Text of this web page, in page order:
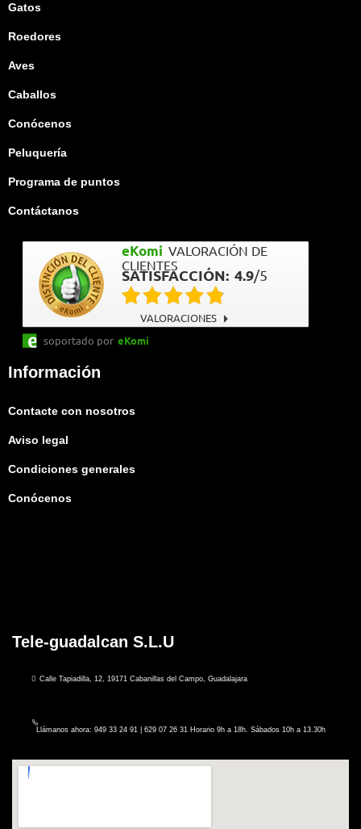
Gatos
Roedores
Aves
Caballos
Conócenos
Peluquería
Programa de puntos
Contáctanos
eKomi VALORACIÓN DE
CLIENTES
SATISFACCIÓN: 4.9/5
VALORACIONES
soportado por eKomi
Información
Contacte con nosotros
Aviso legal
Condiciones generales
Conócenos
Tele-guadalcan S.L.U
Calle Tapiadilla, 12, 19171 Cabanillas del Campo, Guadalajara
Llámanos ahora: 949 33 24 91 | 629 07 26 31 Horario 9h a 18h. Sábados 10h a 13.30h